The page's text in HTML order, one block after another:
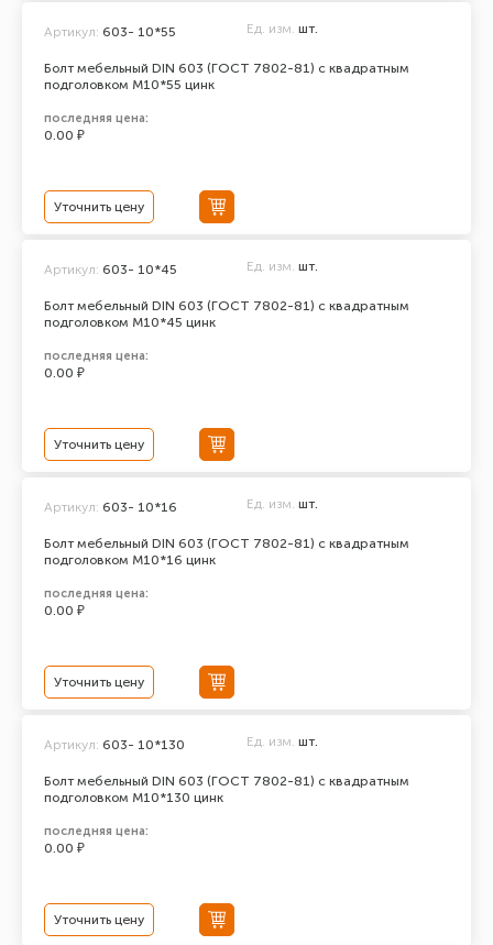
Болт мебельный DIN 603 (ГОСТ 7802-81) с квадратным
подголовком М10*55 цинк
Артикул: 603- 10*55 Ед. изм. шт.
последняя цена:
0.00 ₽
Уточнить цену
Болт мебельный DIN 603 (ГОСТ 7802-81) с квадратным
подголовком М10*45 цинк
Артикул: 603- 10*45 Ед. изм. шт.
последняя цена:
0.00 ₽
Уточнить цену
Болт мебельный DIN 603 (ГОСТ 7802-81) с квадратным
подголовком М10*16 цинк
Артикул: 603- 10*16 Ед. изм. шт.
последняя цена:
0.00 ₽
Уточнить цену
Болт мебельный DIN 603 (ГОСТ 7802-81) с квадратным
подголовком М10*130 цинк
Артикул: 603- 10*130 Ед. изм. шт.
последняя цена:
0.00 ₽
Уточнить цену